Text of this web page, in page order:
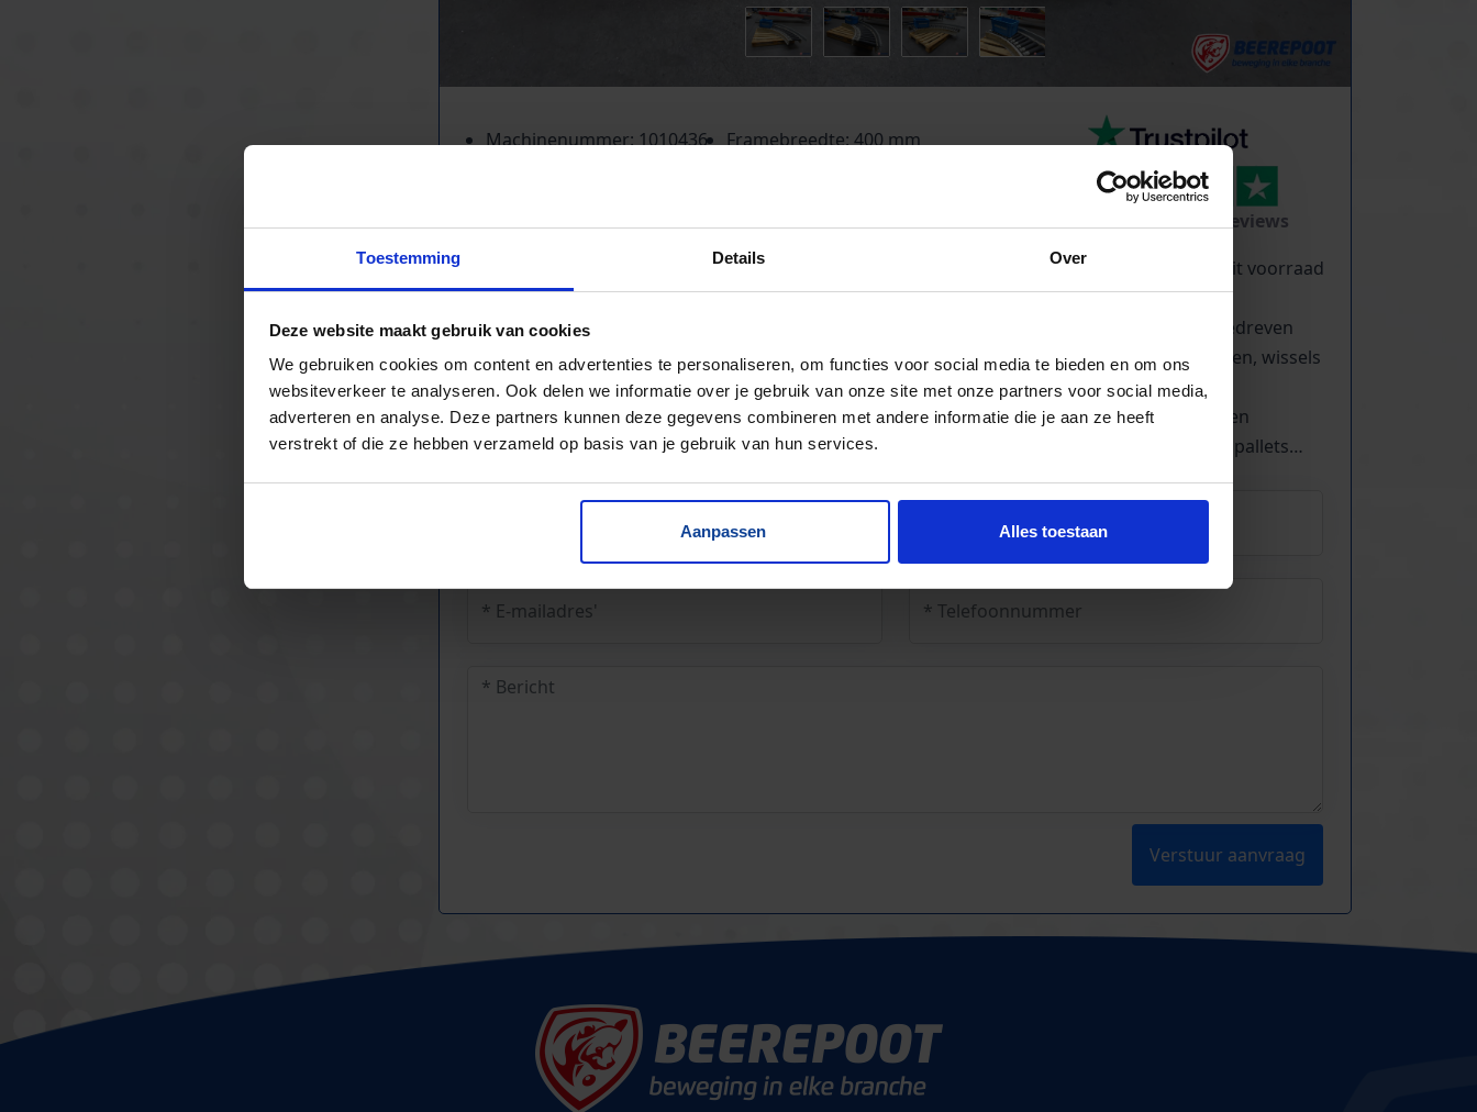
Toestemming Details Over
Deze website maakt gebruik van cookies
We gebruiken cookies om content en advertenties te personaliseren, om functies voor social media te bieden en om ons
websiteverkeer te analyseren. Ook delen we informatie over je gebruik van onze site met onze partners voor social media,
adverteren en analyse. Deze partners kunnen deze gegevens combineren met andere informatie die je aan ze heeft
verstrekt of die ze hebben verzameld op basis van je gebruik van hun services.
Aanpassen Alles toestaan
Machinenummer: 1010436
Framebreedte: 400 mm
reviews
Kilometers rollenbaan uit voorraad
leverbaar
Zwaartekracht en aangedreven
Bochten, harmonicabanen, wissels
Nieuw & gebruikt
Voor talloze toepassingen
Pakjes, doosjes, kratjes, pallets…
Verstuur aanvraag